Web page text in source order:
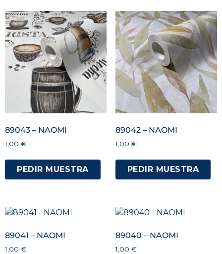
89043 – NAOMI
1,00 €
PEDIR MUESTRA
89042 – NAOMI
1,00 €
PEDIR MUESTRA
89041 – NAOMI
1,00 €
89040 – NAOMI
1,00 €